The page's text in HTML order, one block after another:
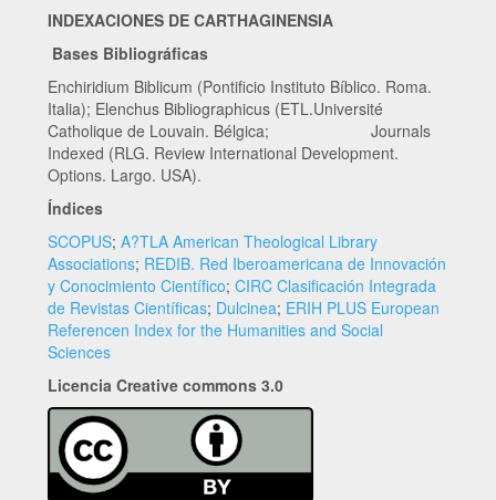
INDEXACIONES DE CARTHAGINENSIA
Bases Bibliográficas
Enchiridium Biblicum (Pontificio Instituto Bíblico. Roma.
Italia); Elenchus Bibliographicus (ETL.Université
Catholique de Louvain. Bélgica; Journals
Indexed (RLG. Review International Development.
Options. Largo. USA).
Índices
SCOPUS; A?TLA American Theological Library
Associations; REDIB. Red Iberoamericana de Innovación
y Conocimiento Científico; CIRC Clasificación Integrada
de Revistas Científicas; Dulcinea; ERIH PLUS European
Referencen Index for the Humanities and Social
Sciences
Licencia Creative commons 3.0